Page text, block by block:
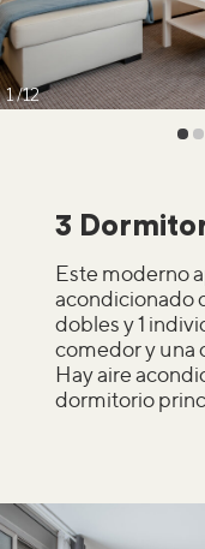
1 12
3
Este moderno
acondicionado
dobles y 1
comedor y una
Hay aire
dormitorio